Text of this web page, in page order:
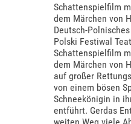
Schattenspielfilm
dem Märchen von
Deutsch-
Polski Festiwal
Schattenspielfilm
dem Märchen von
auf großer
von einem bösen
Schneekönigin in
entführt. Gerdas
weiten Weg viele